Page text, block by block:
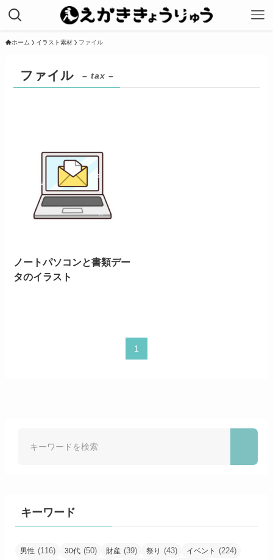
ホーム イラスト素材 ファイル
ファイル – tax –
ノートパソコンと書類デー
タのイラスト
1
キーワード
男性 (116) 30代 (50) 財産 (39) 祭り (43) イベント (224)